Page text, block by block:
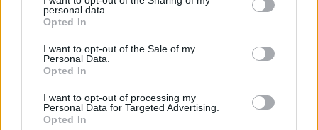
grant or deny consent to Google and its third-party tags to
use your data for below specified purposes in below Google
consent section.
personal data.
Opted In
I want to opt-out of the Sale of my
Personal Data.
Opted In
I want to opt-out of processing my
Personal Data for Targeted Advertising.
Opted In
2025 egy csokorban – Falusi Norbert
szerint ezek voltak az év